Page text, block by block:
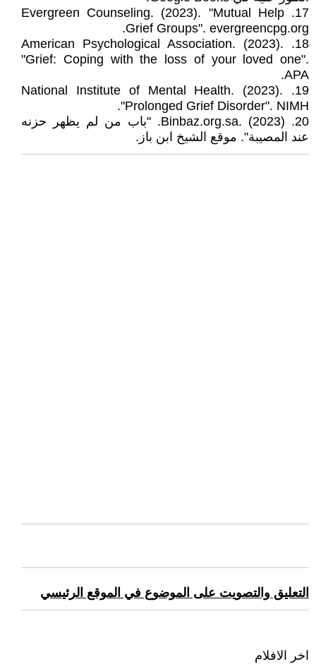
17. Evergreen Counseling. (2023). "Mutual Help
Grief Groups". evergreencpg.org.
18. American Psychological Association. (2023).
"Grief: Coping with the loss of your loved one".
APA.
19. National Institute of Mental Health. (2023).
"Prolonged Grief Disorder". NIMH.
20. Binbaz.org.sa. (2023). "باب من لم يظهر حزنه
عند المصيبة". موقع الشيخ ابن باز.
التعليق والتصويت على الموضوع في الموقع الرئيسي
اخر الافلام